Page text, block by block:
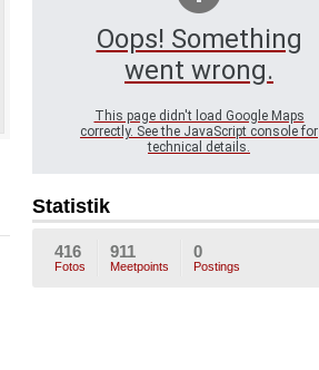
Oops! Something
went wrong.
This page didn't load Google Maps
correctly. See the JavaScript console for
technical details.
Statistik
416
Fotos
911
Meetpoints
0
Postings